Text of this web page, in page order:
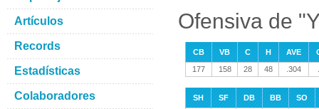
Ofensiva de
CB VB C H AVE
177
158 28 48 .304
SH SF DB BB
SO
Artículos
Records
Estadísticas
Colaboradores